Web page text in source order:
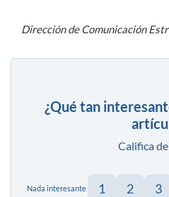
Dirección de Comunicación
¿Qué tan
Califica
Nada interesante 1 2 3